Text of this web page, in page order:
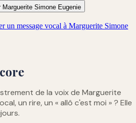
Simone Eugenie
un message vocal à Marguerite Simone
de la voix de Marguerite
un rire, un « allô c'est moi » ? Elle